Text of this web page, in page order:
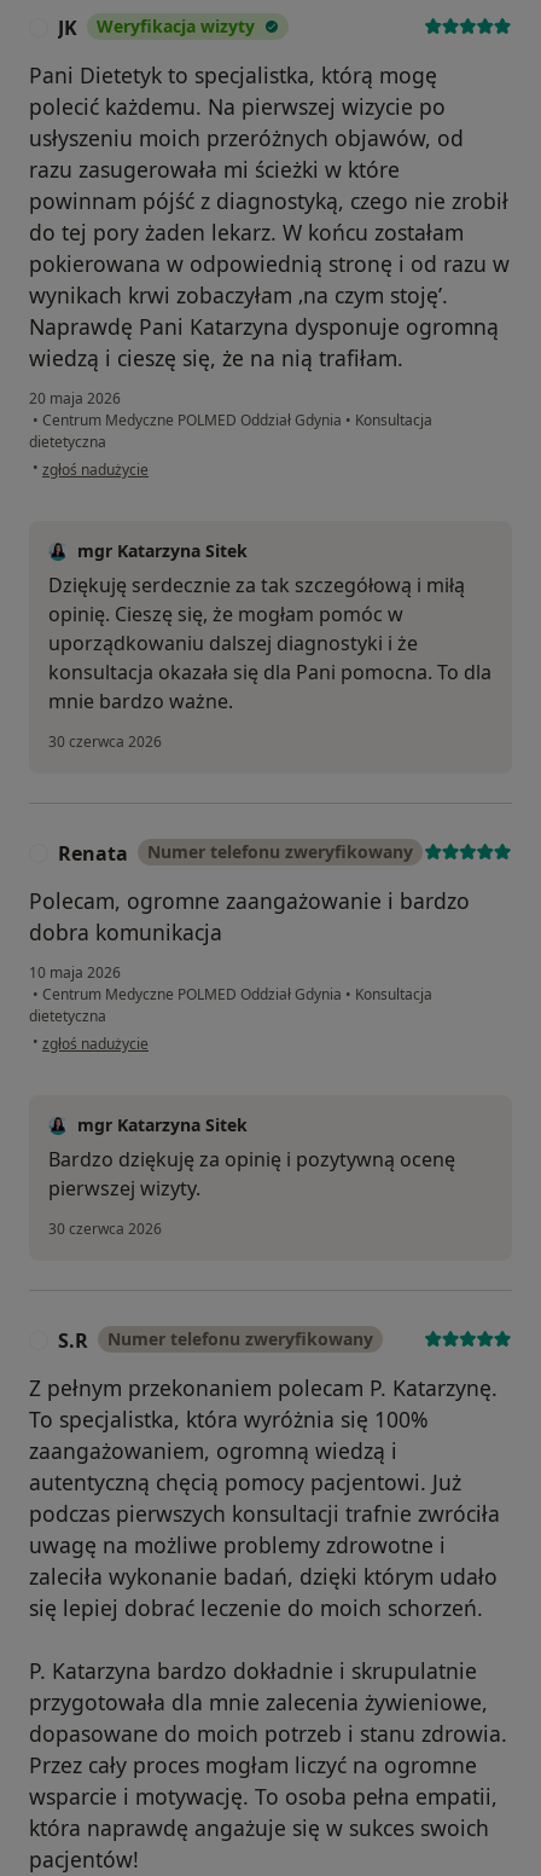
JK Weryfikacja wizyty
Pani Dietetyk to specjalistka, którą mogę
polecić każdemu. Na pierwszej wizycie po
usłyszeniu moich przeróżnych objawów, od
razu zasugerowała mi ścieżki w które
powinnam pójść z diagnostyką, czego nie zrobił
do tej pory żaden lekarz. W końcu zostałam
pokierowana w odpowiednią stronę i od razu w
wynikach krwi zobaczyłam ‚na czym stoję’.
Naprawdę Pani Katarzyna dysponuje ogromną
wiedzą i cieszę się, że na nią trafiłam.
20 maja 2026
• Centrum Medyczne POLMED Oddział Gdynia • Konsultacja
dietetyczna
• w opinii użytkownika JK
zgłoś nadużycie
mgr Katarzyna Sitek
Dziękuję serdecznie za tak szczegółową i miłą
opinię. Cieszę się, że mogłam pomóc w
uporządkowaniu dalszej diagnostyki i że
konsultacja okazała się dla Pani pomocna. To dla
mnie bardzo ważne.
30 czerwca 2026
Renata Numer telefonu zweryfikowany
Polecam, ogromne zaangażowanie i bardzo
dobra komunikacja
10 maja 2026
• Centrum Medyczne POLMED Oddział Gdynia • Konsultacja
dietetyczna
• w opinii użytkownika Renata
zgłoś nadużycie
mgr Katarzyna Sitek
Bardzo dziękuję za opinię i pozytywną ocenę
pierwszej wizyty.
30 czerwca 2026
S.R Numer telefonu zweryfikowany
Z pełnym przekonaniem polecam P. Katarzynę.
To specjalistka, która wyróżnia się 100%
zaangażowaniem, ogromną wiedzą i
autentyczną chęcią pomocy pacjentowi. Już
podczas pierwszych konsultacji trafnie zwróciła
uwagę na możliwe problemy zdrowotne i
zaleciła wykonanie badań, dzięki którym udało
się lepiej dobrać leczenie do moich schorzeń.
P. Katarzyna bardzo dokładnie i skrupulatnie
przygotowała dla mnie zalecenia żywieniowe,
dopasowane do moich potrzeb i stanu zdrowia.
Przez cały proces mogłam liczyć na ogromne
wsparcie i motywację. To osoba pełna empatii,
która naprawdę angażuje się w sukces swoich
pacjentów!